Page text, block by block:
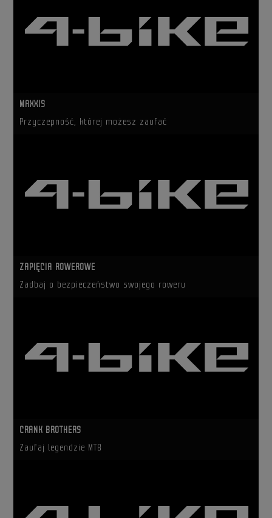
MAXXIS
Przyczepność, której możesz zaufać
ZAPIĘCIA ROWEROWE
Zadbaj o bezpieczeństwo swojego roweru
CRANK BROTHERS
Zaufaj legendzie MTB